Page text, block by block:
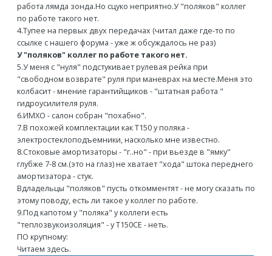
работа лямда зонда.Но сцуко неприятно.У "поляков" коллег
по работе такого нет.
4.Тупее на первых двух передачах (читал даже где-то по
ссылке с нашего форума - уже ж обсуждалось не раз)
У "поляков" коллег по работе такого нет.
5.У меня с "нуля" подстукивает рулевая рейка при
"свободном возврате" руля при маневрах на месте.Меня это
колбасит - мнение гарантийщиков - "штатная работа "
гидроусилителя руля.
6.ИМХО - салон собран "похабно".
7.В похожей комплектации как Т150 у поляка -
электростеклоподъемники, насколько мне известно.
8.Стоковые амортизаторы - "г..но" - при вьезде в "ямку"
глубже 7-8 см.(это на глаз) не хватает "хода" штока переднего
амортизатора - стук.
Вдладельцы "поляков" пусть откомментят - не могу сказать по
этому поводу, есть ли такое у коллег по работе.
9.Под капотом у "поляка" у коллеги есть
"теплозвукоизоляция" - у Т150CE - неть.
ПО крупному:
Читаем здесь.